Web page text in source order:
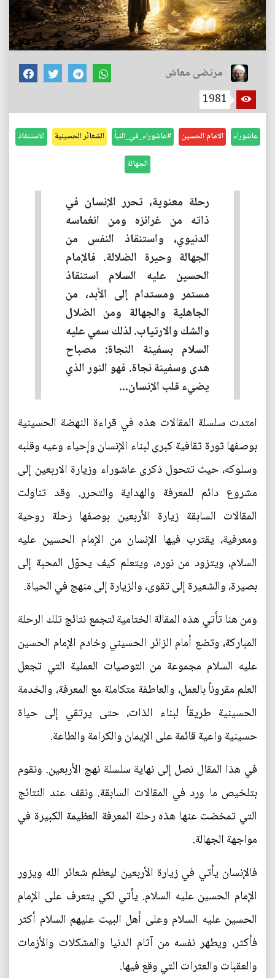
مرتضى معاش
1981
عاشوراء الامام الحسين #عاشوراء_في_النبأ الشعائر الحسينية الاستنقاذ
الجهالة
رحلة معنوية، تحرر الإنسان في
ذاته من غرائزه ومن انغماسه
الدنيوي، واستنقاذ النفس من
الجهالة وحيرة الضلالة. فالإمام
الحسين عليه السلام استنقاذ
مستمر ومستدام إلى الأبد، من
الجاهلية والجهالة ومن الضلال
والشك والارتياب. لذلك سمي عليه
السلام بسفينة النجاة: مصباح
هدى وسفينة نجاة. فهو النور الذي
يضيء قلب الإنسان...
امتدت سلسلة المقالات هذه في قراءة النهضة الحسينية
بوصفها ثورة ثقافية كبرى لبناء الإنسان وإحياء وعيه وقلبه
وسلوكه، حيث تتحول ذكرى عاشوراء وزيارة الاربعين إلى
مشروع دائم للمعرفة والهداية والتحرر. وقد تناولت
المقالات السابقة زيارة الأربعين بوصفها رحلة روحية
ومعرفية، يقترب فيها الإنسان من الإمام الحسين عليه
السلام، ويتزود من نوره، ويتعلم كيف يحوّل المحبة إلى
بصيرة، والشعيرة إلى تقوى، والزيارة إلى منهج في الحياة.
ومن هنا تأتي هذه المقالة الختامية لتجمع نتائج تلك الرحلة
المباركة، وتضع أمام الزائر الحسيني وخادم الإمام الحسين
عليه السلام مجموعة من التوصيات العملية التي تجعل
العلم مقروناً بالعمل، والعاطفة متكاملة مع المعرفة، والخدمة
الحسينية طريقاً لبناء الذات، حتى يرتقي إلى حياة
حسينية واعية قائمة على الإيمان والكرامة والطاعة.
في هذا المقال نصل إلى نهاية سلسلة نهج الأربعين. ونقوم
بتلخيص ما ورد في المقالات السابقة. ونقف عند النتائج
التي تمخضت عنها هذه رحلة المعرفة العظيمة الكبيرة في
مواجهة الجهالة.
فالإنسان يأتي في زيارة الأربعين ليعظم شعائر الله ويزور
الإمام الحسين عليه السلام. يأتي لكي يتعرف على الإمام
الحسين عليه السلام وعلى أهل البيت عليهم السلام أكثر
فأكثر، ويطهر نفسه من آثام الدنيا والمشكلات والأزمات
والعقبات والعثرات التي وقع فيها.